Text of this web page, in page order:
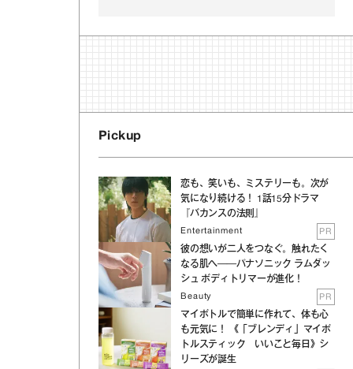
Pickup
恋も、笑いも、ミステリーも。次が
気になり続ける！ 1話15分ドラマ
『バカンスの法則』
Entertainment PR
彼の想いが二人をつなぐ。触れたく
なる肌へ──パナソニック ラムダッ
シュ ボディトリマーが進化！
Beauty PR
マイボトルで簡単に作れて、体も心
も元気に！ 《「ブレンディ」マイボ
トルスティック いいこと毎日》シ
リーズが誕生